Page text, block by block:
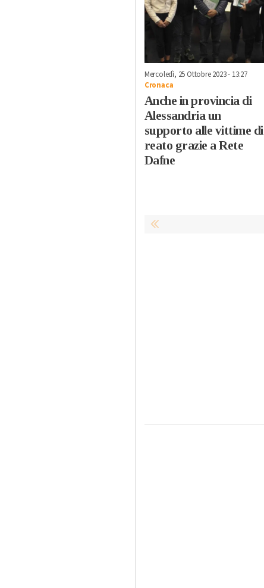
Mercoledì, 25 Ottobre 2023 - 13:27
Cronaca
Anche in provincia di
Alessandria un
supporto alle vittime di
reato grazie a Rete
Dafne